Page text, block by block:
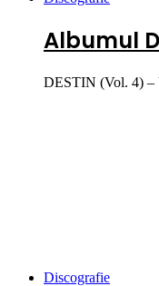
Albumul
DESTIN (Vol. 4) –
Discografie